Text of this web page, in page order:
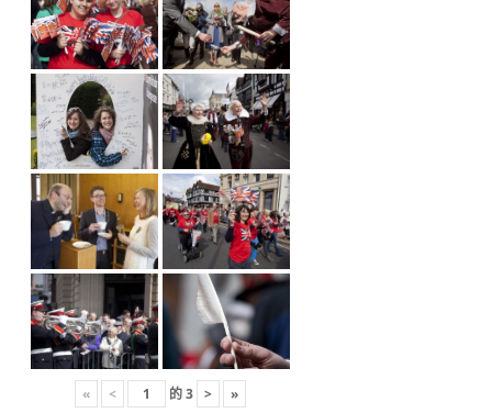
« < 的3 > »